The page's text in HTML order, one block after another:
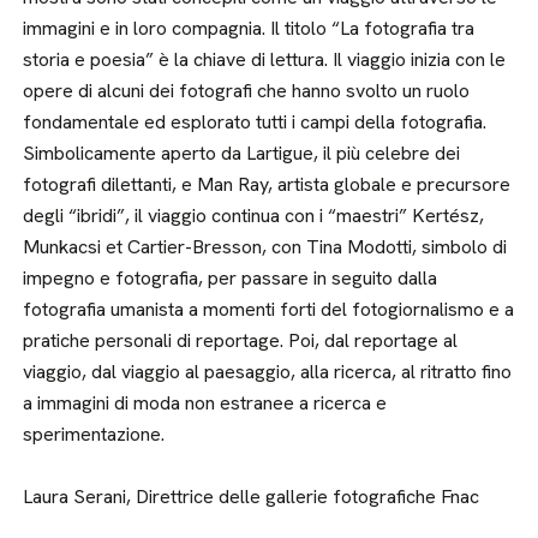
immagini e in loro compagnia. Il titolo “La fotografia tra
storia e poesia” è la chiave di lettura. Il viaggio inizia con le
opere di alcuni dei fotografi che hanno svolto un ruolo
fondamentale ed esplorato tutti i campi della fotografia.
Simbolicamente aperto da Lartigue, il più celebre dei
fotografi dilettanti, e Man Ray, artista globale e precursore
degli “ibridi”, il viaggio continua con i “maestri” Kertész,
Munkacsi et Cartier-Bresson, con Tina Modotti, simbolo di
impegno e fotografia, per passare in seguito dalla
fotografia umanista a momenti forti del fotogiornalismo e a
pratiche personali di reportage. Poi, dal reportage al
viaggio, dal viaggio al paesaggio, alla ricerca, al ritratto fino
a immagini di moda non estranee a ricerca e
sperimentazione.
Laura Serani, Direttrice delle gallerie fotografiche Fnac